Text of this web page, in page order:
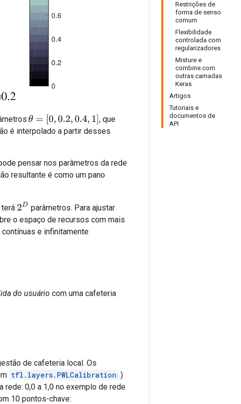
Restrições de
forma de senso
comum
Flexibilidade
controlada com
regularizadores
Misture e
combine com
outras camadas
Keras
Artigos
Tutoriais e
documentos de
API
θ =[0 0.2 0.4,1 ]
, que
é interpolado a partir desses
pensar nos parâmetros da rede
resultante é como um pano
2D parâmetros. Para ajustar
o espaço de recursos com mais
e infinitamente
do usuário com uma cafeteria
de cafeteria local. Os
tfl.layers.PWLCalibration )
rede: 0,0 a 1,0 no exemplo de rede
10 pontos-chave: